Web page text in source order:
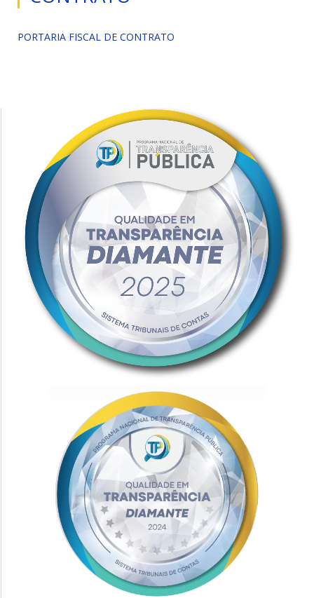
PORTARIA FISCAL DE CONTRATO